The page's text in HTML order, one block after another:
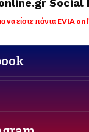
Social
να είστε πάντα EVIA